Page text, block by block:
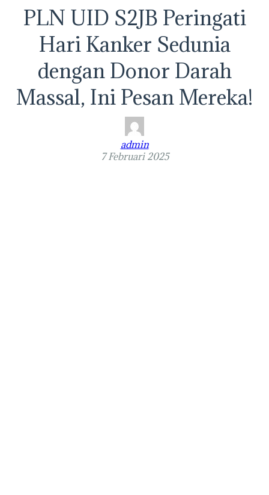
PLN UID S2JB Peringati
Hari Kanker Sedunia
dengan Donor Darah
Massal, Ini Pesan Mereka!
admin
7 Februari 2025